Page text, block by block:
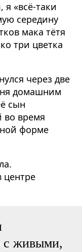
«всё-таки
середину
мака тётя
три цветка
через две
домашним
сын
во время
форме
центре
с живыми,